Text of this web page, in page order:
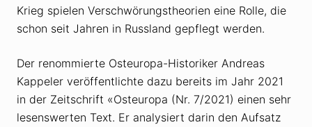
Krieg spielen Verschwörungstheorien eine Rolle, die
schon seit Jahren in Russland gepflegt werden.
Der renommierte Osteuropa-Historiker Andreas
Kappeler veröffentlichte dazu bereits im Jahr 2021
in der Zeitschrift «Osteuropa (Nr. 7/2021) einen sehr
lesenswerten Text. Er analysiert darin den Aufsatz